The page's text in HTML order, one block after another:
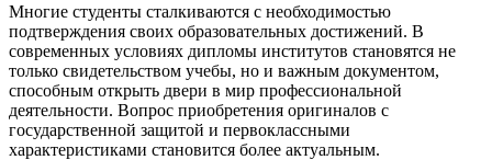
Многие студенты сталкиваются с необходимостью
подтверждения своих образовательных достижений. В
современных условиях дипломы институтов становятся не
только свидетельством учебы, но и важным документом,
способным открыть двери в мир профессиональной
деятельности. Вопрос приобретения оригиналов с
государственной защитой и первоклассными
характеристиками становится более актуальным.